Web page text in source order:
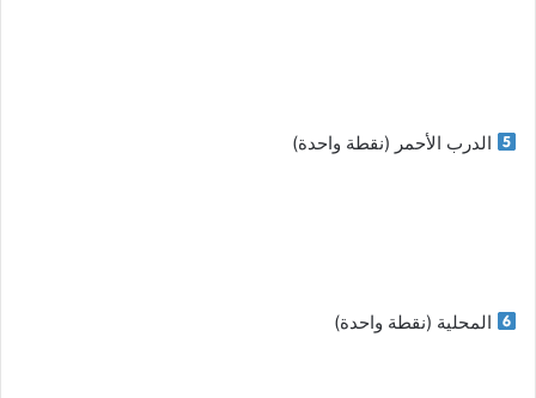
الدرب الأحمر (نقطة واحدة)
المحلية (نقطة واحدة)